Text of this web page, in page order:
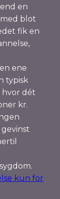
en
blot
fik en
ene
typisk
hvor dét
kr.
gevinst
kun for